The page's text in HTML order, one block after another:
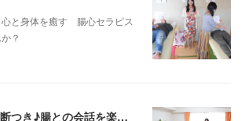
と身体を癒す 腸心セラピス
？
8/8【東京】腸相診断つき♪腸との会話を楽しむ♡腸心セラピー♪お試し体験会